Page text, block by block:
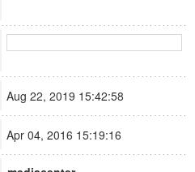
Aug 22, 2019 15:42:58
Apr 04, 2016 15:19:16